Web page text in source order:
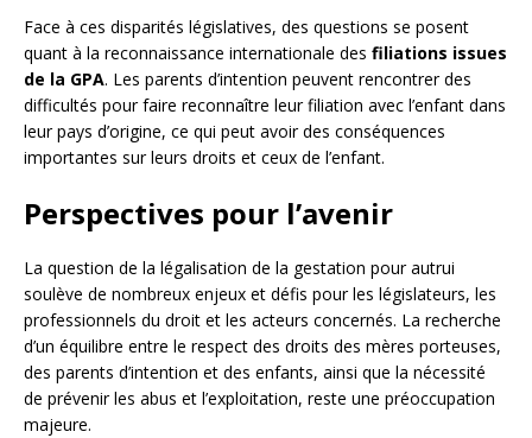
Face à ces disparités législatives, des questions se posent
quant à la reconnaissance internationale des filiations issues
de la GPA. Les parents d’intention peuvent rencontrer des
difficultés pour faire reconnaître leur filiation avec l’enfant dans
leur pays d’origine, ce qui peut avoir des conséquences
importantes sur leurs droits et ceux de l’enfant.
Perspectives pour l’avenir
La question de la légalisation de la gestation pour autrui
soulève de nombreux enjeux et défis pour les législateurs, les
professionnels du droit et les acteurs concernés. La recherche
d’un équilibre entre le respect des droits des mères porteuses,
des parents d’intention et des enfants, ainsi que la nécessité
de prévenir les abus et l’exploitation, reste une préoccupation
majeure.